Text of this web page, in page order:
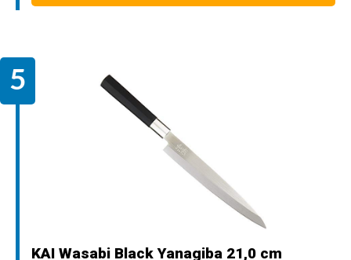
KAI Wasabi Black Yanagiba 21,0 cm